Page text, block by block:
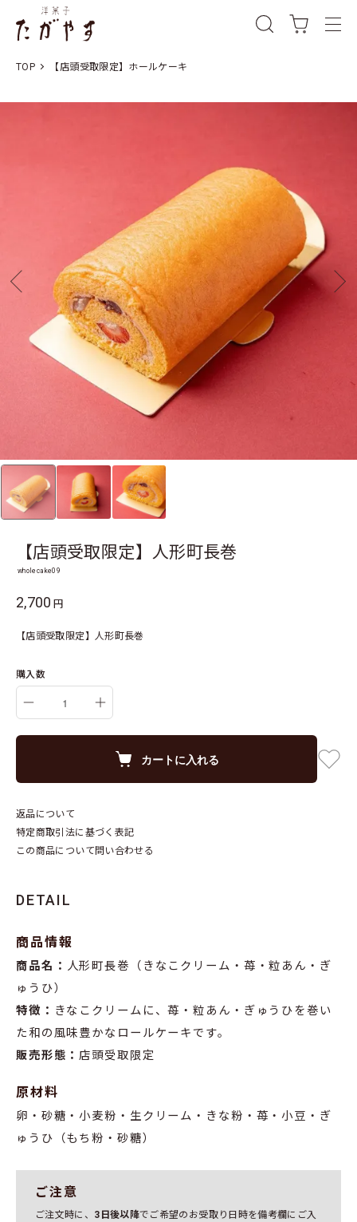
TOP 【店頭受取限定】ホールケーキ
【店頭受取限定】人形町長巻
wholecake09
2,700 円
【店頭受取限定】人形町長巻
購入数
カートに入れる
返品について
特定商取引法に基づく表記
この商品について問い合わせる
DETAIL
商品情報
商品名： 人形町長巻（きなこクリーム・苺・粒あん・ぎ
ゅうひ）
特徴： きなこクリームに、苺・粒あん・ぎゅうひを巻い
た和の風味豊かなロールケーキです。
販売形態：店頭受取限定
原材料
卵・砂糖・小麦粉・生クリーム・きな粉・苺・小豆・ぎ
ゅうひ（もち粉・砂糖）
ご注意
ご注文時に、 3日後以降でご希望のお受取り日時を備考欄にご入